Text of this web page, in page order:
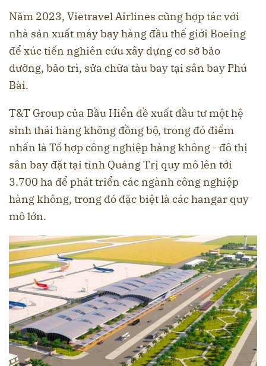
Năm 2023, Vietravel Airlines cũng hợp tác với
nhà sản xuất máy bay hàng đầu thế giới Boeing
để xúc tiến nghiên cứu xây dựng cơ sở bảo
dưỡng, bảo trì, sửa chữa tàu bay tại sân bay Phú
Bài.
T&T Group của Bầu Hiển đề xuất đầu tư một hệ
sinh thái hàng không đồng bộ, trong đó điểm
nhấn là Tổ hợp công nghiệp hàng không - đô thị
sân bay đặt tại tỉnh Quảng Trị quy mô lên tới
3.700 ha để phát triển các ngành công nghiệp
hàng không, trong đó đặc biệt là các hangar quy
mô lớn.